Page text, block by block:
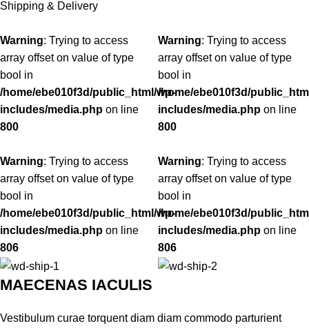
Shipping & Delivery
Warning: Trying to access
array offset on value of type
bool in
/home/ebe010f3d/public_html/wp-
includes/media.php on line
800
Warning: Trying to access
array offset on value of type
bool in
/home/ebe010f3d/public_html/wp-
includes/media.php on line
806
Warning: Trying to access
array offset on value of type
bool in
/home/ebe010f3d/
includes/media.php on line
800
Warning: Trying to access
array offset on value of type
bool in
/home/ebe010f3d/
includes/media.php on line
806
MAECENAS IACULIS
Vestibulum curae torquent diam diam commodo parturient